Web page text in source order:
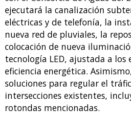
ejecutará la canalización
eléctricas y de telefonía, la
nueva red de pluviales, la
colocación de nueva
tecnología LED, ajustada a los
eficiencia energética.
soluciones para regular el
intersecciones existentes,
rotondas mencionadas.